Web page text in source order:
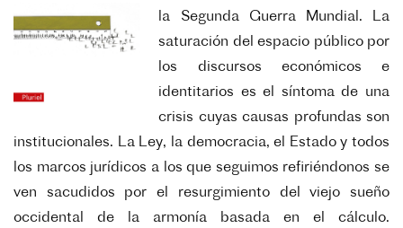
la Segunda Guerra Mundial. La
saturación del espacio público por
los discursos económicos e
identitarios es el síntoma de una
crisis cuyas causas profundas son
institucionales. La Ley, la democracia, el Estado y todos
los marcos jurídicos a los que seguimos refiriéndonos se
ven sacudidos por el resurgimiento del viejo sueño
occidental de la armonía basada en el cálculo.